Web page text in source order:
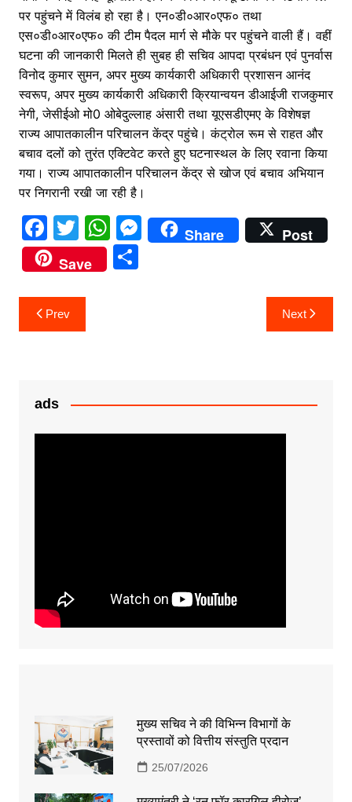
पर पहुंचने में विलंब हो रहा है। एन०डी०आर०एफ० तथा
एस०डी०आर०एफ० की टीम पैदल मार्ग से मौके पर पहुंचने वाली हैं। वहीं
घटना की जानकारी मिलते ही सुबह ही सचिव आपदा प्रबंधन एवं पुनर्वास
विनोद कुमार सुमन, अपर मुख्य कार्यकारी अधिकारी प्रशासन आनंद
स्वरूप, अपर मुख्य कार्यकारी अधिकारी क्रियान्वयन डीआईजी राजकुमार
नेगी, जेसीईओ मो0 ओबेदुल्लाह अंसारी तथा यूएसडीएमए के विशेषज्ञ
राज्य आपातकालीन परिचालन केंद्र पहुंचे। कंट्रोल रूम से राहत और
बचाव दलों को तुरंत एक्टिवेट करते हुए घटनास्थल के लिए रवाना किया
गया। राज्य आपातकालीन परिचालन केंद्र से खोज एवं बचाव अभियान
पर निगरानी रखी जा रही है।
F
a
c
e
b
k
T
w
itt
er
W
h
at
M
e
er
Share
Post
Save
S
Post
navigation
Prev Next
ads
मुख्य सचिव ने की विभिन्न विभागों के
प्रस्तावों को वित्तीय संस्तुति प्रदान
25/07/2026